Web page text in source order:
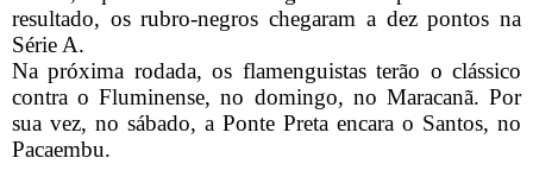
resultado, os rubro-negros chegaram a dez pontos na
Série A.
Na próxima rodada, os flamenguistas terão o clássico
contra o Fluminense, no domingo, no Maracanã. Por
sua vez, no sábado, a Ponte Preta encara o Santos, no
Pacaembu.